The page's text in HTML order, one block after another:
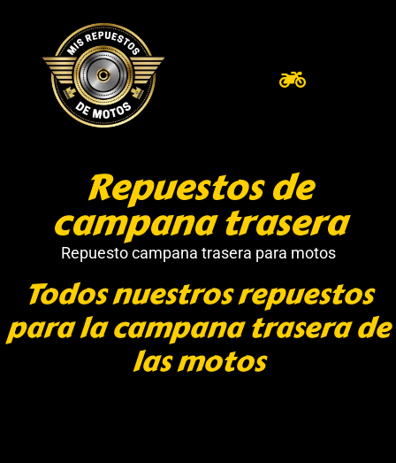
Repuestos de
campana trasera
Repuesto campana trasera para motos
Todos nuestros repuestos
para la campana trasera de
las motos